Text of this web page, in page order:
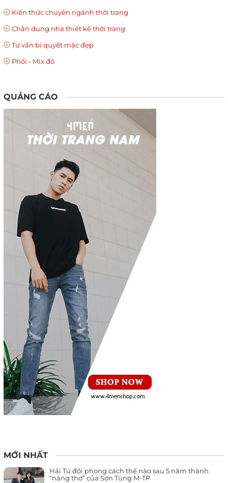
Kiến thức chuyên ngành thời trang
Chân dung nhà thiết kế thời trang
Tư vấn bí quyết mặc đẹp
Phối - Mix đồ
QUẢNG CÁO
MỚI NHẤT
Hải Tú đổi phong cách thế nào sau 5 năm thành
“nàng thơ” của Sơn Tùng M-TP